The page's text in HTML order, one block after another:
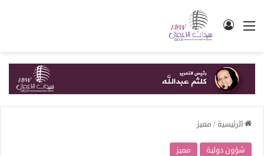
القائمة تسجيل الدخول
الرئيسية/ مميز
شؤون دولية مميز